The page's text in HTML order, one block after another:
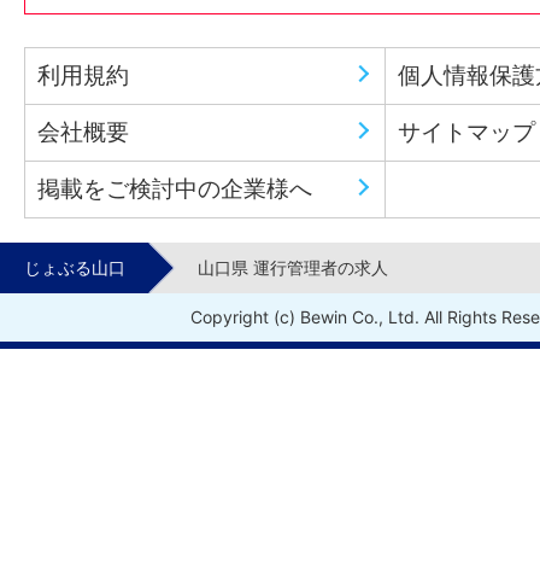
利用規約 個人情報保
会社概要 サイトマップ
掲載をご検討中の企業様へ
じょぶる山口 山口県 運行管理者の求人
Copyright (c) Bewin Co., Ltd. All Rights